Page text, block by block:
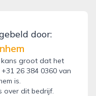
door:
groot dat het
26 384 0360 van
is.
over dit bedrijf.